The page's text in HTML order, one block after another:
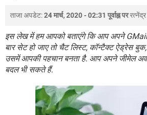
ताजा अपडेट:24 मार्च, 2020 - 02:31 पूर्वाह्न पर
इस लेख में हम आपको बताएंगे कि आप अपने
बार सेट हो जाए तो चैट लिस्ट, कॉन्टैक्ट ऐड्रेस
उसमें आपकी पहचान बनता है. आप अपने जीमेल
बदल भी सकते हैं.